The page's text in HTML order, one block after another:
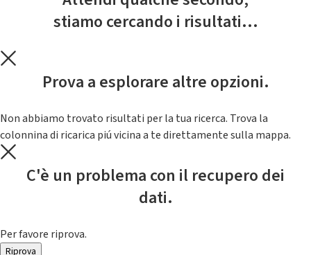
stiamo cercando i risultati...
Prova a esplorare altre opzioni.
Non abbiamo trovato risultati per la tua ricerca. Trova la
colonnina di ricarica piú vicina a te direttamente sulla mappa.
C'è un problema con il recupero dei
dati.
Per favore riprova.
Riprova